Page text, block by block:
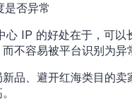
否异常
心 IP 的好处在于，可以
不容易被平台识别为异
品、避开红海类目的卖